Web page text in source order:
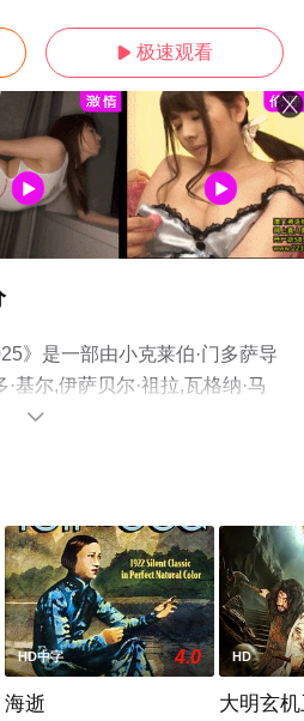
 极速观看
》是一部由小克莱伯·门多萨导
基尔,伊萨贝尔·祖拉,瓦格纳·马
尔南达·康基多,托马斯·阿基诺,
·席尔瓦,卢西亚诺·基罗利,吉米·
未删减完整版电影大全就上星
移步至豆瓣电影、电视猫或剧

HD中字 4.0
海逝
HD
大明玄